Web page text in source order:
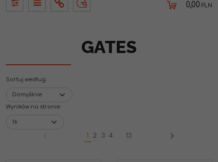
PanelPanelInfo Lang 0,00 PLN
GATES
Sortuj według:
Wyników na stronie:
1 2 3 4 13